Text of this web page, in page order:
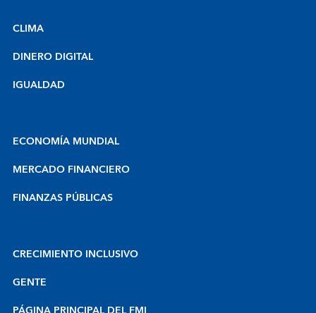
CLIMA
DINERO DIGITAL
IGUALDAD
ECONOMÍA MUNDIAL
MERCADO FINANCIERO
FINANZAS PÚBLICAS
CRECIMIENTO INCLUSIVO
GENTE